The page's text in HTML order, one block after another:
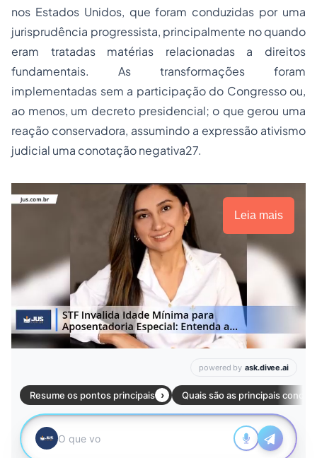
nos Estados Unidos, que foram conduzidas por uma
jurisprudência progressista, principalmente no quando
eram tratadas matérias relacionadas a direitos
fundamentais. As transformações foram
implementadas sem a participação do Congresso ou,
ao menos, um decreto presidencial; o que gerou uma
reação conservadora, assumindo a expressão ativismo
judicial uma conotação negativa27.
Leia mais